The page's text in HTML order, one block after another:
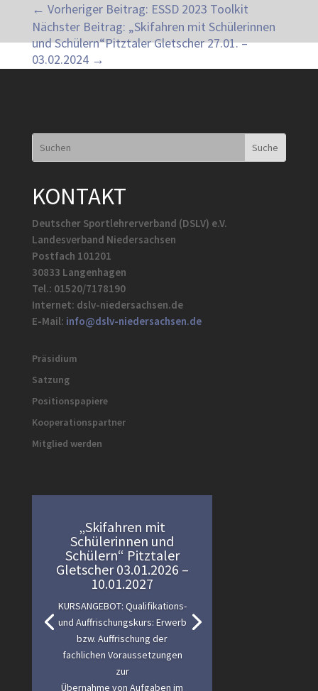
← Vorheriger Beitrag: ESSD 2023 Toolkit
Nächster Beitrag: „Skifahren mit Schülerinnen
und Schülern“Pitztaler Gletscher 27.01. –
03.02.2024→
KONTAKT
Deutscher Sportlehrerverband (DSLV) e.V.
Landesverband Niedersachsen
Postfach 101201
30833 Langenhagen
Tel.: 01520/7178190
Internet: dslv-niedersachsen.de
E-Mail: info@dslv-niedersachsen.de
Präsidium
Satzung
Positionspapiere
Kooperationspartner
Mitglied werden
„Skifahren mit
Schülerinnen und
Schülern“ Pitztaler
Gletscher 03.01.2026 –
10.01.2027
KURSANGEBOT: Qualifikations-
und Auffrischungskurs: Erwerb
bzw. Auffrischung der
fachlichen Voraussetzungen
zur
Übernahme von Aufgaben im